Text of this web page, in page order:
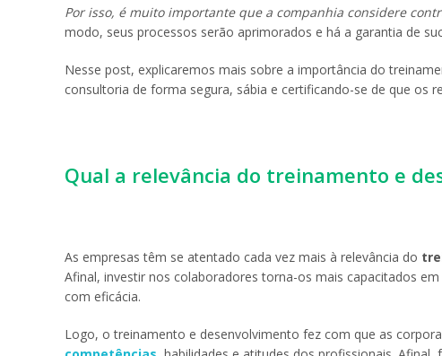
Por isso, é muito importante que a companhia considere
modo, seus processos serão aprimorados e há a garantia de
Nesse post, explicaremos mais sobre a importância do
consultoria de forma segura, sábia e certificando-se de que os
Qual a relevância do treinamento e
As empresas têm se atentado cada vez mais à relevância do
Afinal, investir nos colaboradores torna-os mais capacitados
com eficácia.
Logo, o treinamento e desenvolvimento fez com que as